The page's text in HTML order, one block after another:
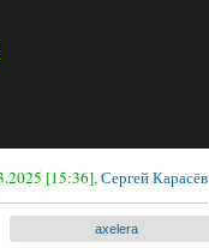
[15:36],Сергей Карасёв
axelera